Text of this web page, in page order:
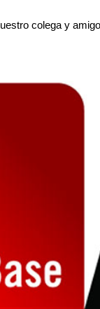
colega y